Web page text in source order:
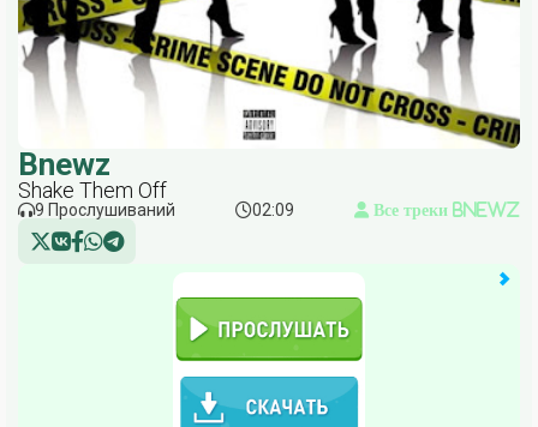
Bnewz
Shake Them Off
9 Прослушиваний 02:09 Все треки Bnewz